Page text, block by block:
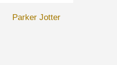
Parker Jotter